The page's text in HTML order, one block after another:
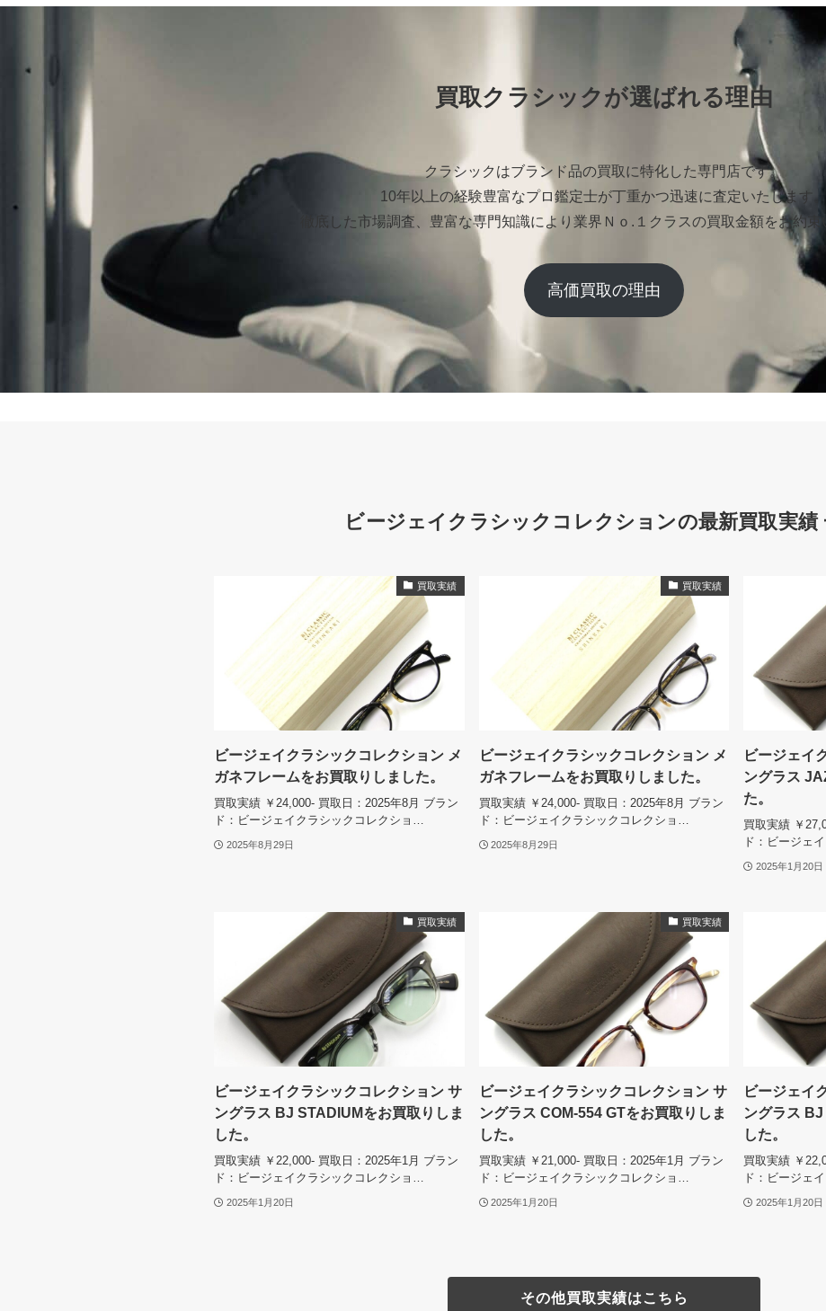
買取クラシックが選ばれる理由
クラシックはブランド品の買取に特化した専門店です。
10年以上の経験豊富なプロ鑑定士が丁重かつ迅速に査定いたします。
徹底した市場調査、豊富な専門知識により業界Ｎｏ.１クラスの買取金額をお約束
高価買取の理由
ビージェイクラシックコレクションの最新買取実績
買取実績
ビージェイクラシックコレクション メ
ガネフレームをお買取りしました。
買取実績 ￥24,000- 買取日：2025年8月 ブラン
ド：ビージェイクラシックコレクショ…
2025年8月29日
買取実績
ビージェイクラシックコレクション メ
ガネフレームをお買取りしました。
買取実績 ￥24,000- 買取日：2025年8月 ブラン
ド：ビージェイクラシックコレクショ…
2025年8月29日
ビージェイ
ングラス
た。
買取実績 ￥
ド：ビージェ
2025年1月20日
買取実績
ビージェイクラシックコレクション サ
ングラス BJ STADIUMをお買取りしま
した。
買取実績 ￥22,000- 買取日：2025年1月 ブラン
ド：ビージェイクラシックコレクショ…
2025年1月20日
買取実績
ビージェイクラシックコレクション サ
ングラス COM-554 GTをお買取りしま
した。
買取実績 ￥21,000- 買取日：2025年1月 ブラン
ド：ビージェイクラシックコレクショ…
2025年1月20日
ビージェイ
ングラス
した。
買取実績 ￥
ド：ビージェ
2025年1月20日
その他買取実績はこちら